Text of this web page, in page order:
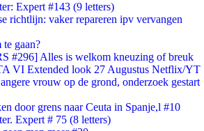
Expert #143 (9 letters)
richtlijn: vaker repareren ipv vervangen
te gaan?
#296] Alles is welkom kneuzing of breuk
VI Extended look 27 Augustus Netflix/YT
vrouw op de grond, onderzoek gestart
door grens naar Ceuta in Spanje,l #10
Expert # 75 (8 letters)